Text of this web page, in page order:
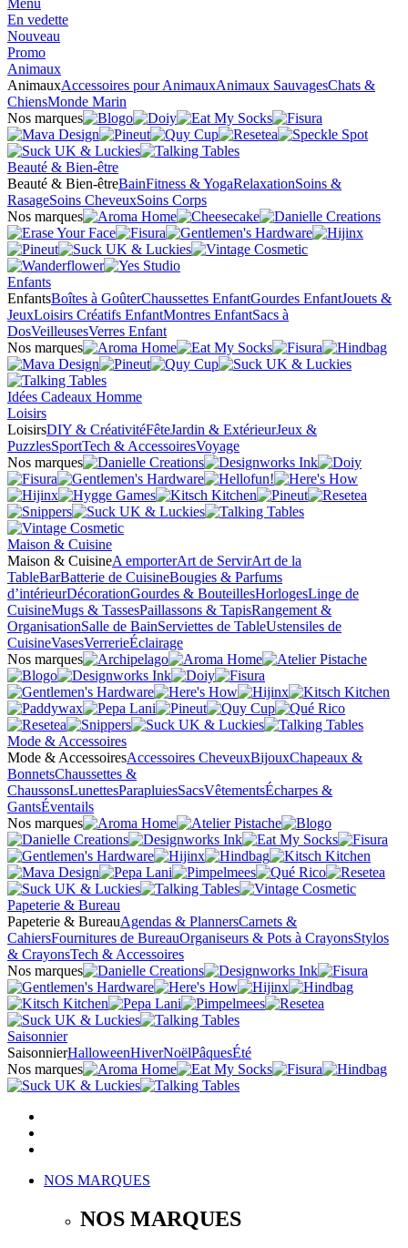
En vedette
Nouveau
Promo
Animaux
AnimauxAccessoires pour AnimauxAnimaux SauvagesChats &
ChiensMonde Marin
Nos marques
Beauté & Bien-être
Beauté & Bien-êtreBainFitness & YogaRelaxationSoins &
RasageSoins CheveuxSoins Corps
Nos marques
Enfants
EnfantsBoîtes à GoûterChaussettes EnfantGourdes EnfantJouets &
JeuxLoisirs Créatifs EnfantMontres EnfantSacs à
DosVeilleusesVerres Enfant
Nos marques
Idées Cadeaux Homme
Loisirs
LoisirsDIY & CréativitéFêteJardin & ExtérieurJeux &
PuzzlesSportTech & AccessoiresVoyage
Nos marques
Maison & Cuisine
Maison & CuisineA emporterArt de ServirArt de la
TableBarBatterie de CuisineBougies & Parfums
d’intérieurDécorationGourdes & BouteillesHorlogesLinge de
CuisineMugs & TassesPaillassons & TapisRangement &
OrganisationSalle de BainServiettes de TableUstensiles de
CuisineVasesVerrerieÉclairage
Nos marques
Mode & Accessoires
Mode & AccessoiresAccessoires CheveuxBijouxChapeaux &
BonnetsChaussettes &
ChaussonsLunettesParapluiesSacsVêtementsÉcharpes &
GantsÉventails
Nos marques
Papeterie & Bureau
Papeterie & BureauAgendas & PlannersCarnets &
CahiersFournitures de BureauOrganiseurs & Pots à CrayonsStylos
& CrayonsTech & Accessoires
Nos marques
Saisonnier
SaisonnierHalloweenHiverNoëlPâquesÉté
Nos marques
NOS MARQUES
NOS MARQUES